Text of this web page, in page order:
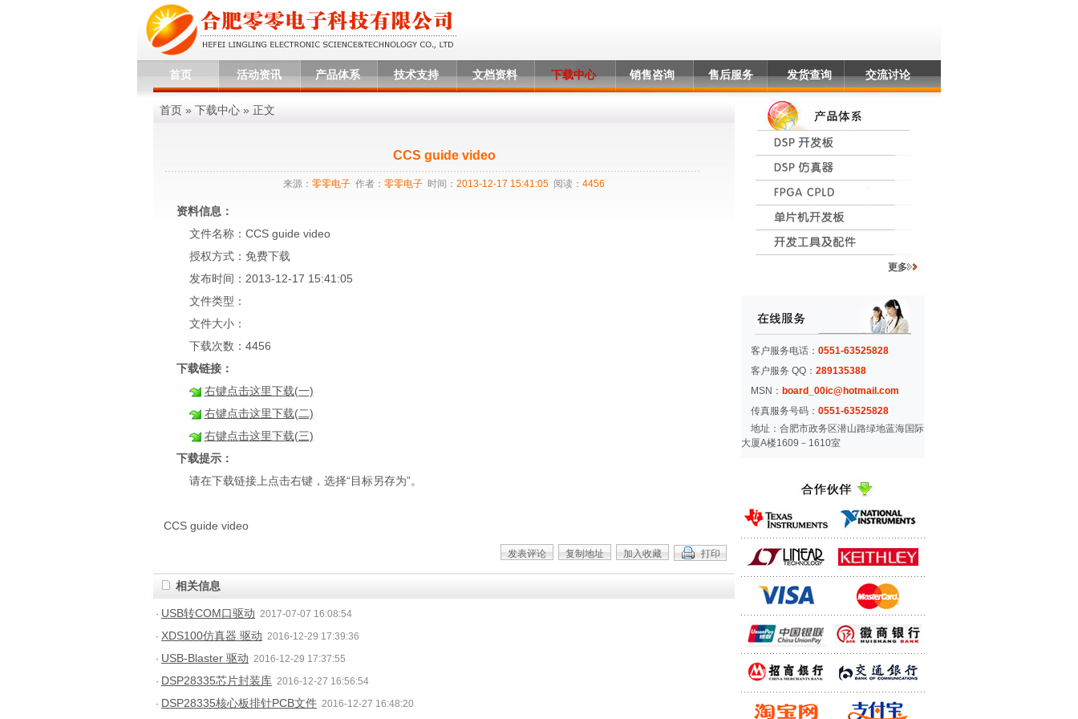
首页 活动资讯 产品体系 技术支持 文档资料 下载中心 销售咨询 售后服务 发货查询 交流讨论
首页 » 下载中心 » 正文
CCS guide video
来源： 零零电子 作者： 零零电子 时间： 2013-12-17 15:41:05 阅读： 4456
资料信息：
文件名称：CCS guide video
授权方式：免费下载
发布时间：2013-12-17 15:41:05
文件类型：
文件大小：
下载次数：4456
下载链接：
右键点击这里下载(一)
右键点击这里下载(二)
右键点击这里下载(三)
下载提示：
请在下载链接上点击右键，选择“目标另存为”。
CCS guide video
相关信息
· USB转COM口驱动 2017-07-07 16:08:54
· XDS100仿真器 驱动 2016-12-29 17:39:36
· USB-Blaster 驱动 2016-12-29 17:37:55
· DSP28335芯片封装库 2016-12-27 16:56:54
· DSP28335核心板排针PCB文件 2016-12-27 16:48:20
更多
客户服务电话： 0551-63525828
客户服务 QQ： 289135388
MSN： board_00ic@hotmail.com
传真服务号码： 0551-63525828
地址：合肥市政务区潜山路绿地蓝海国际
大厦A楼1609－1610室